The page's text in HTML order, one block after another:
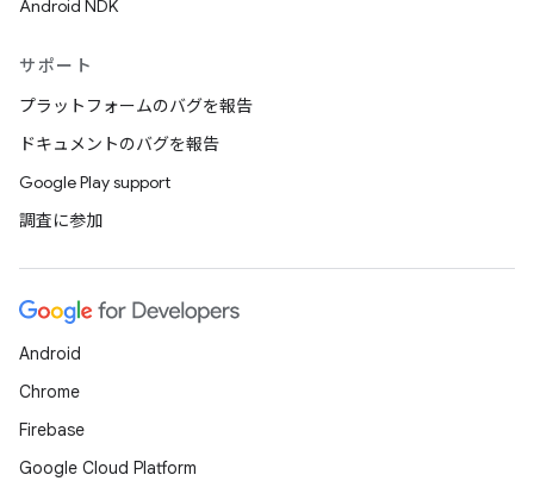
Android NDK
サポート
プラットフォームのバグを報告
ドキュメントのバグを報告
Google Play support
調査に参加
Android
Chrome
Firebase
Google Cloud Platform